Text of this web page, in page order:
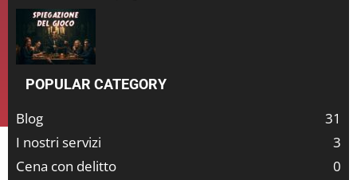
POPULAR CATEGORY
Blog
31
I nostri servizi
3
Cena con delitto
0